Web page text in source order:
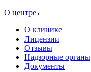
О центре
О клинике
Лицензии
Отзывы
Надзорные органы
Документы